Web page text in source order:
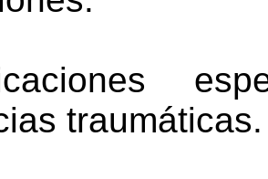
traumáticas.